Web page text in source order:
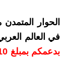
الحوار
في العالم